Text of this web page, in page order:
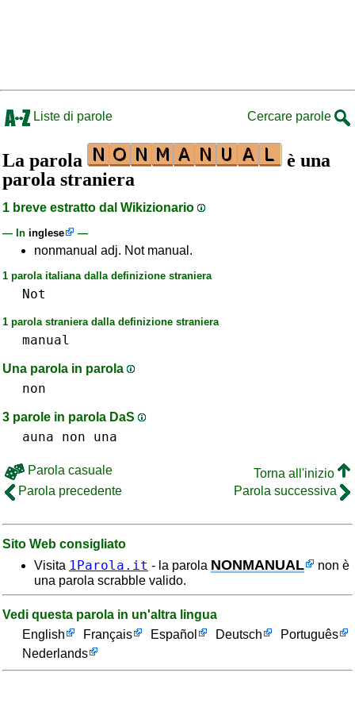
Liste di parole Cercare parole
La parola
è una
parola straniera
1 breve estratto dal Wikizionario
— In inglese —
nonmanual adj. Not manual.
1 parola italiana dalla definizione straniera
Not
1 parola straniera dalla definizione straniera
manual
Una parola in parola
non
3 parole in parola DaS
auna non una
Parola casuale
Torna all'inizio
Parola precedente
Parola successiva
Sito Web consigliato
Visita 1Parola.it - la parola NONMANUAL
non è
una parola scrabble valido.
Vedi questa parola in un'altra lingua
English
Français Español Deutsch
Português
Nederlands